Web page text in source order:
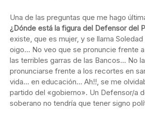
Una de las preguntas que me hago
¿Dónde está la figura del Defensor del
existe, que es mujer, y se llama
oigo… No veo que se pronuncie frente
las terribles garras de las Bancos… No
pronunciarse frente a los recortes en
vida… en educación… Ah!!, se me
partido del «gobierno». Un Defensor/a
soberano no tendría que tener signo